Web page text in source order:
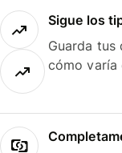
Sigue los
Guarda
cómo varía